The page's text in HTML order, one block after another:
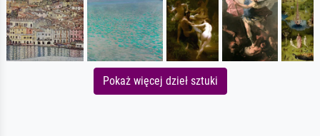
Pokaż więcej dzieł sztuki